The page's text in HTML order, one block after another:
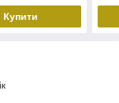
Купити